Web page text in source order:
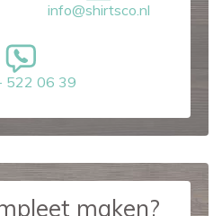
info@shirtsco.nl
522 06 39
maken?